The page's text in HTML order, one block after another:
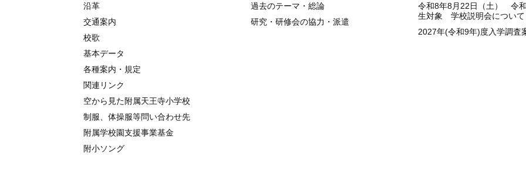
沿革
交通案内
校歌
基本データ
各種案内・規定
関連リンク
空から見た附属天王寺小学校
制服、体操服等問い合わせ先
附属学校園支援事業基金
附小ソング
過去のテーマ・総論
研究・研修会の協力・派遣
令和8年8月22日（土） 令
生対象 学校説明会について
2027年(令和9年)度入学調査